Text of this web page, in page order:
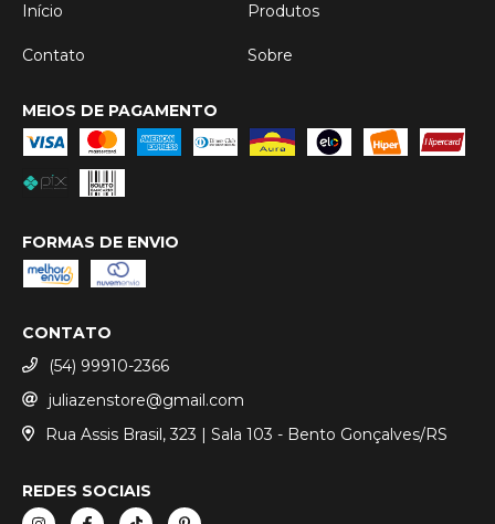
Início
Produtos
Contato Sobre
MEIOS DE PAGAMENTO
FORMAS DE ENVIO
CONTATO
(54) 99910-2366
juliazenstore@gmail.com
Rua Assis Brasil, 323 | Sala 103 - Bento Gonçalves/RS
REDES SOCIAIS